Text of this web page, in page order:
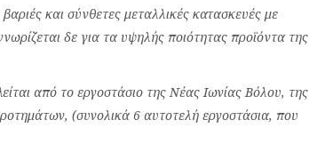
και σύνθετες μεταλλικές κατασκευές με
δε για τα υψηλής ποιότητας προϊόντα της
από το εργοστάσιο της Νέας Ιωνίας Βόλου, της
(συνολικά 6 αυτοτελή εργοστάσια, που